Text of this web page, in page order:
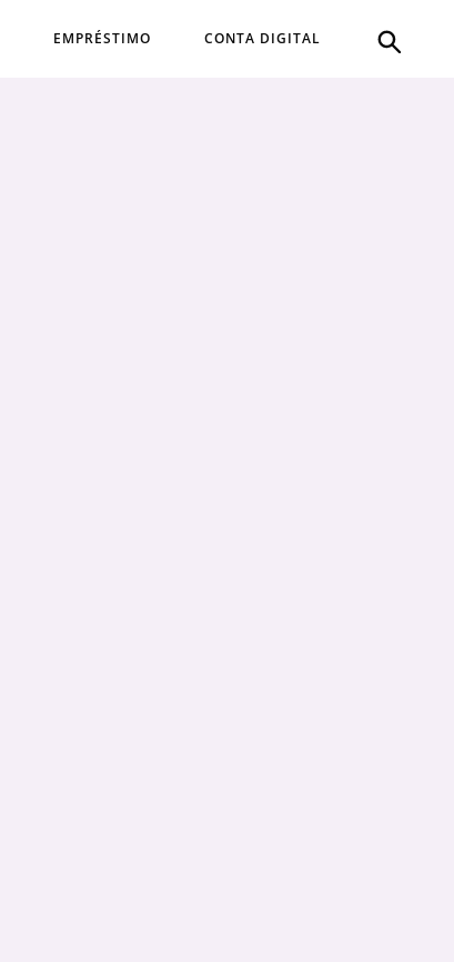
EMPRÉSTIMO CONTA DIGITAL